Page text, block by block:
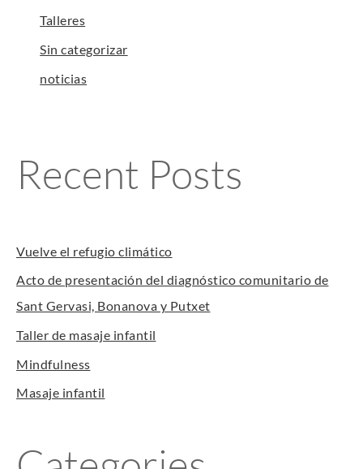
Talleres
Sin categorizar
noticias
Recent Posts
Vuelve el refugio climático
Acto de presentación del diagnóstico comunitario de
Sant Gervasi, Bonanova y Putxet
Taller de masaje infantil
Mindfulness
Masaje infantil